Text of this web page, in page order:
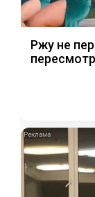
Ржу не